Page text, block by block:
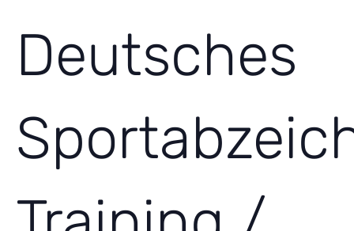
Deutsches